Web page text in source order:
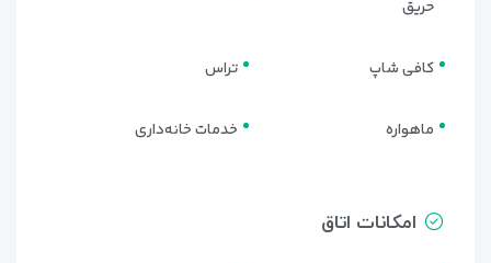
خاطره‌انگیز را برای مهمانان فراهم می‌کنند.
کاری و هم برای گردشگران تفریحی انتخابی ایده‌آل باشد.
حریق
کافی شاپ تراس
ماهواره خدمات خانه‌داری
امکانات اتاق